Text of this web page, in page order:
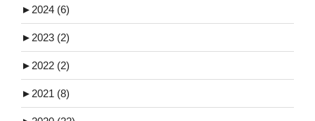
► 2024 (6)
► 2023 (2)
► 2022 (2)
► 2021 (8)